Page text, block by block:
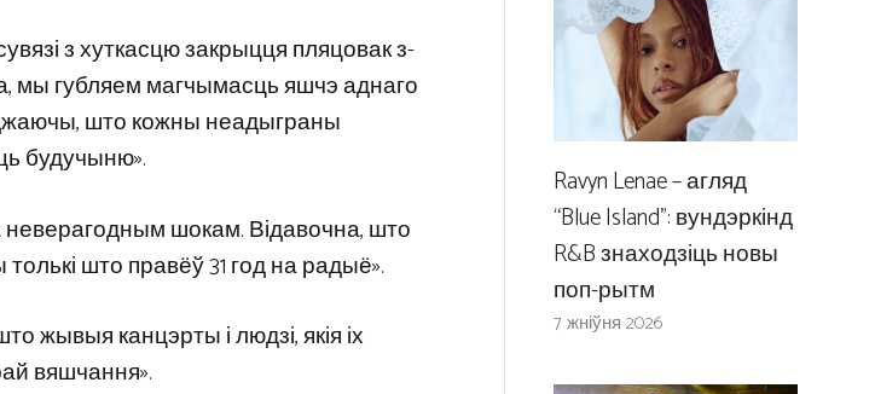
з хуткасцю закрыцця пляцовак з-
мы губляем магчымасць яшчэ аднаго
што кожны неадыграны
будучыню».
неверагодным шокам. Відавочна, што
што правёў 31 год на радыё».
жывыя канцэрты і людзі, якія іх
вяшчання».
Ravyn Lenae – агляд
“Blue Island”: вундэркінд
R&B знаходзіць новы
поп-рытм
7 жніўня 2026